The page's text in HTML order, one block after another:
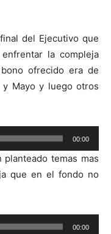
del Ejecutivo que
la compleja
ofrecido era de
Mayo y luego otros
00:00
temas mas
que en el fondo no
00:00